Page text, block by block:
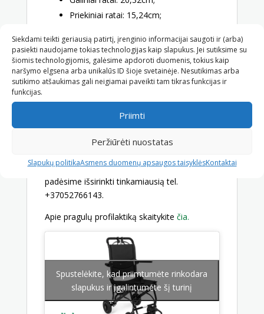
Siekdami teikti geriausią patirtį, įrenginio informacijai saugoti ir (arba)
pasiekti naudojame tokias technologijas kaip slapukus. Jei sutiksime su
šiomis technologijomis, galėsime apdoroti duomenis, tokius kaip
naršymo elgsena arba unikalūs ID šioje svetainėje. Nesutikimas arba
sutikimo atšaukimas gali neigiamai paveikti tam tikras funkcijas ir
funkcijas.
Priimti
Peržiūrėti nuostatas
Slapukų politikaAsmens duomenų apsaugos taisyklėsKontaktai
Priekiniai ratai: 15,24cm;
Bendras aukštis: 103cm;
Sėdynės matmenys: 48×43 cm;
Didžiausia apkrova: 136 kg;
Konsultuojame
Kad būtų lengviau išsirinkti siūlome jums
geriausią?„Arba paskambinkite ir mes
padėsime išsirinkti tinkamiausią tel.
+37052766143.
Apie pragulų profilaktiką skaitykite čia.
Spustelėkite, kad priimtumėte rinkodara
slapukus ir įgalintumėte šį turinį